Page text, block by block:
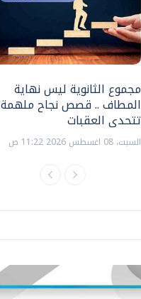
مجموع الثانوية ليس نهاية
المطاف .. قصص نجاح ملهمة
تتحدى العقبات
السبت، 08 اغسطس 2026 11:22 ص